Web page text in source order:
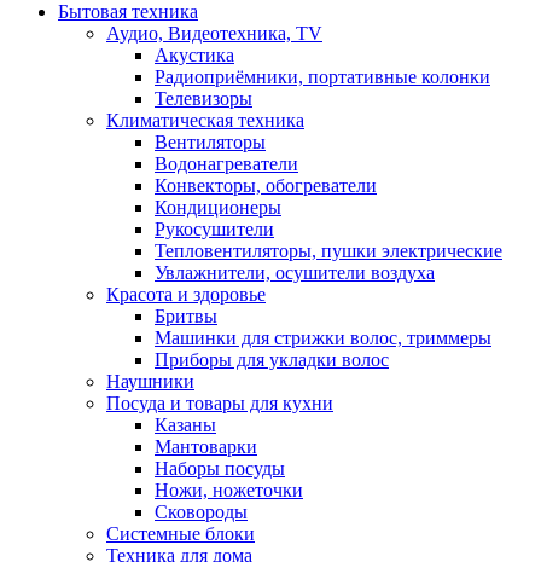
Бытовая техника
Аудио, Видеотехника, TV
Акустика
Радиоприёмники, портативные колонки
Телевизоры
Климатическая техника
Вентиляторы
Водонагреватели
Конвекторы, обогреватели
Кондиционеры
Рукосушители
Тепловентиляторы, пушки электрические
Увлажнители, осушители воздуха
Красота и здоровье
Бритвы
Машинки для стрижки волос, триммеры
Приборы для укладки волос
Наушники
Посуда и товары для кухни
Казаны
Мантоварки
Наборы посуды
Ножи, ножеточки
Сковороды
Системные блоки
Техника для дома